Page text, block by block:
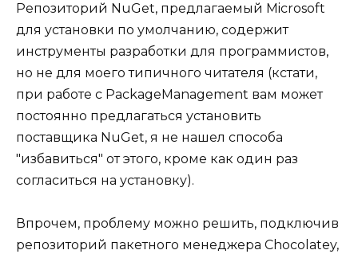
Репозиторий NuGet, предлагаемый Microsoft
для установки по умолчанию, содержит
инструменты разработки для программистов,
но не для моего типичного читателя (кстати,
при работе с PackageManagement вам может
постоянно предлагаться установить
поставщика NuGet, я не нашел способа
"избавиться" от этого, кроме как один раз
согласиться на установку).
Впрочем, проблему можно решить, подключив
репозиторий пакетного менеджера Chocolatey,